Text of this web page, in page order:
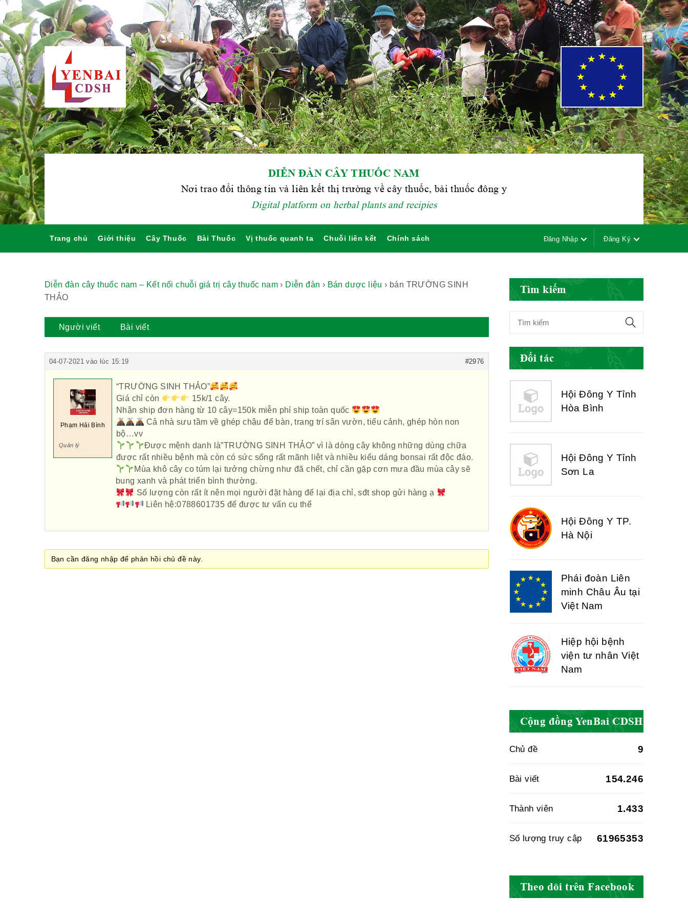
DIỄN ĐÀN CÂY THUỐC NAM
Nơi trao đổi thông tin và liên kết thị trường về cây thuốc, bài thuốc đông y
Digital platform on herbal plants and recipies
Trang chủ Giới thiệu Cây Thuốc Bài Thuốc Vị thuốc quanh ta Chuỗi liên kết Chính sách Đăng Nhập Đăng Ký
Diễn đàn cây thuốc nam – Kết nối chuỗi giá trị cây thuốc nam › Diễn đàn › Bán dược liệu › bán TRƯỜNG SINH
THẢO
Người viết Bài viết
04-07-2021 vào lúc 15:19 #2976
Phạm Hải Bình
Quản lý
“TRƯỜNG SINH THẢO”
Giá chỉ còn
15k/1 cây.
Nhận ship đơn hàng từ 10 cây=150k miễn phí ship toàn quốc
Cả nhà sưu tầm về ghép chậu để bàn, trang trí sân vườn, tiểu cảnh, ghép hòn non
bộ…vv
Được mệnh danh là”TRƯỜNG SINH THẢO” vì là dòng cây không những dùng chữa
được rất nhiều bệnh mà còn có sức sống rất mãnh liệt và nhiều kiểu dáng bonsai rất độc đáo.
Mùa khô cây co túm lại tưởng chừng như đã chết, chỉ cần gặp cơn mưa đầu mùa cây sẽ
bung xanh và phát triển bình thường.
Số lượng còn rất ít nên mọi người đặt hàng để lại địa chỉ, sđt shop gửi hàng ạ
Liên hệ:0788601735 để được tư vấn cụ thể
Bạn cần đăng nhập để phản hồi chủ đề này.
Tìm kiếm
Đối tác
Hiệp hội bệnh
viện tư nhân Việt
Nam
Cục quản lý y
dược cổ truyền -
BYT
Hiệp hội doanh
Hội Đông Y Tỉnh
Yên Bái
Hội Đông Y Tỉnh
Hội Đông Y Tỉnh
Hội Đông Y TP.
Phái đoàn Liên
minh Châu Âu tại
Hiệp hội bệnh
viện tư nhân Việt
Cục quản lý y
dược cổ truyền -
Hiệp hội doanh
nghiệp dược Việt
Cộng đồng YenBai CDSH
Chủ đề 9
Bài viết 154.246
Thành viên 1.433
Số lượng truy cập 61965353
Theo dõi trên Facebook